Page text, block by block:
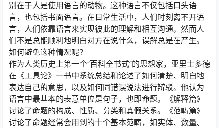
别在于人是使用语言的动物。这种语言不仅包括口头语
言，也包括书面语言。在日常生活中，人们时刻离不开语
言，人们依靠语言来实现彼此的理解和相互沟通。然而人
们不是总能顺利地明白对方在说什么，误解总是在产生。
如何避免这种情况呢？
作为人类历史上第一个“百科全书式”的思想家，亚里士多德
在《工具论》一书中系统总结和论述了如何清楚、明白地
表达自己的意思，以及如何同错误说法进行辩驳。他认为
语言中最基本的表意单位是句子，也即命题。《解释篇》
讨论了命题的构成、性质、分类和真假关系。《范畴篇》
讨论了命题经常会用到的十个基本范畴，如实体、数量、